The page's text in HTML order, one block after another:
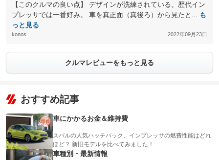
【このクルマの良い点】 デザインが洗練されている。歴代イン
プレッサでは一番好み。 車を真正面（真後ろ）から見たと...
も
っと見る
konos 2022年09月23日
クルマレビューをもっと見る
おすすめ記事
車にかかるお金＆維持費
スバルの人気ハッチバック、インプレッサの燃費性能はどれ
ほど？ 新旧モデルを比べてみました！
車種別・最新情報